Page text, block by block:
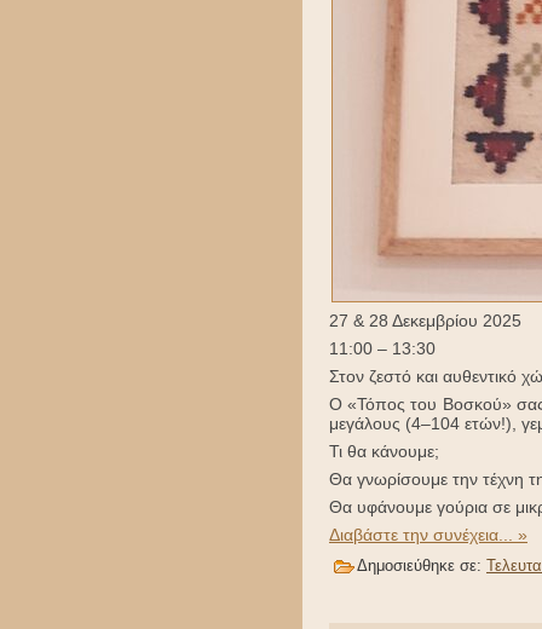
27 & 28 Δεκεμβρίου 2025
11:00 – 13:30
Στον ζεστό και αυθεντικό
Ο «Τόπος του Βοσκού» σας
μεγάλους (4–104 ετών!),
Τι θα κάνουμε;
Θα γνωρίσουμε την τέχνη
Θα υφάνουμε γούρια σε
Διαβάστε την συνέχεια... »
Δημοσιεύθηκε σε: